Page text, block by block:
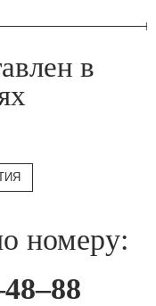
в
номеру: